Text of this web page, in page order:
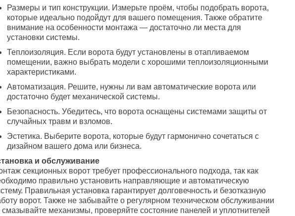
Размеры и тип конструкции. Измерьте проём, чтобы подобрать ворота,
которые идеально подойдут для вашего помещения. Также обратите
внимание на особенности монтажа — достаточно ли места для
установки системы.
Теплоизоляция. Если ворота будут установлены в отапливаемом
помещении, важно выбрать модели с хорошими теплоизоляционными
характеристиками.
Автоматизация. Решите, нужны ли вам автоматические ворота или
достаточно будет механической системы.
Безопасность. Убедитесь, что ворота оснащены системами защиты от
случайных травм и взломов.
Эстетика. Выберите ворота, которые будут гармонично сочетаться с
дизайном вашего дома или бизнеса.
и обслуживание
секционных ворот требует профессионального подхода, так как
правильно установить направляющие и автоматическую
Правильная установка гарантирует долговечность и безотказную
ворот. Также не забывайте о регулярном техническом обслуживании
механизмы, проверяйте состояние панелей и уплотнителей